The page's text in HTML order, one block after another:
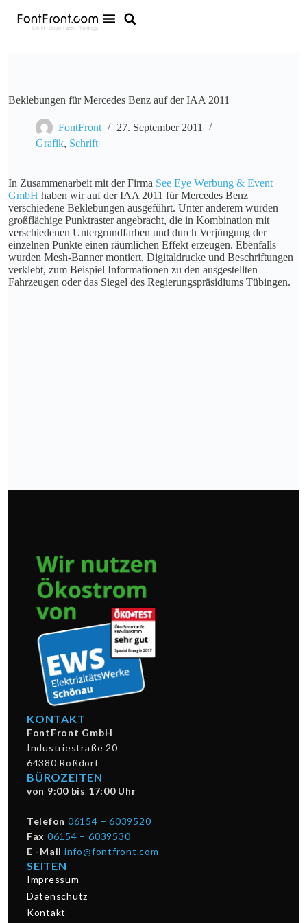
Beklebungen für Mercedes Benz auf der IAA 2011
FontFront
27. September 2011
Grafik, Schrift
In Zusammenarbeit mit der Firma See Eye Werbung & Event
GmbH haben wir auf der IAA 2011 für Mercedes Benz
verschiedene Beklebungen ausgeführt. Unter anderem wurden
großflächige Punktraster angebracht, die in Kombination mit
verschiedenen Untergrundfarben und durch Verjüngung der
einzelnen Punkte einen räumlichen Effekt erzeugen. Ebenfalls
wurden Mesh-Banner montiert, Digitaldrucke und Beschriftungen
verklebt, zum Beispiel Informationen zu den ausgestellten
Fahrzeugen oder das Siegel des Regierungspräsidiums Tübingen.
KONTAKT
FontFront GmbH
Industriestraße 20
64380 Roßdorf
BÜROZEITEN
von 9:00 bis 17:00 Uhr
Telefon 06154 – 6039520
Fax 06154 – 6039530
E -Mail info@fontfront.com
SEITEN
Impressum
Datenschutz
Kontakt